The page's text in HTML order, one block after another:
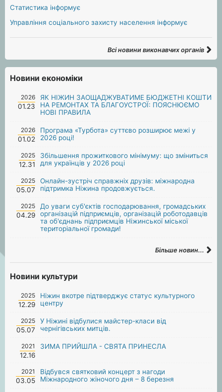
Статистика інформує
Управління соціального захисту населення інформує
Всі новини виконавчих органів
Новини економіки
2026
01.23
ЯК НІЖИН ЗАОЩАДЖУВАТИМЕ БЮДЖЕТНІ КОШТИ
НА РЕМОНТАХ ТА БЛАГОУСТРОЇ: ПОЯСНЮЄМО
НОВІ ПРАВИЛА
2026
01.02
Програма «Турбота» суттєво розширює межі у
2026 році!
2025
12.31
Збільшення прожиткового мінімуму: що зміниться
для українців у 2026 році
2025
05.07
Онлайн-зустріч справжніх друзів: міжнародна
підтримка Ніжина продовжується.
2025
04.29
До уваги суб'єктів господарювання, громадських
організацій підприємців, організацій роботодавців
та об'єднань підприємців Ніжинської міської
територіальної громади!
Більше новин...
Новини культури
2025
12.29
Ніжин вкотре підтверджує статус культурного
центру
2025
05.07
У Ніжині відбулися майстер-класи від
чернігівських митців.
2021
12.16
ЗИМА ПРИЙШЛА - СВЯТА ПРИНЕСЛА
2021
03.05
Відбувся святковий концерт з нагоди
Міжнародного жіночого дня – 8 березня